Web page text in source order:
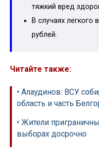
тяжкий вред
В случаях
рублей.
Читайте также:
• Алаудинов: ВСУ
область и часть
• Жители
выборах досрочно